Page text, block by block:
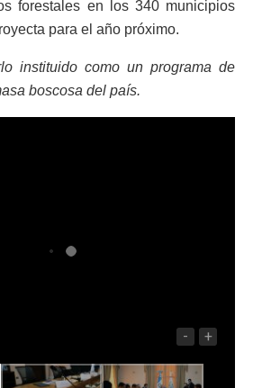
forestales en los 340 municipios
para el año próximo.
instituido como un programa de
boscosa del país.
- +